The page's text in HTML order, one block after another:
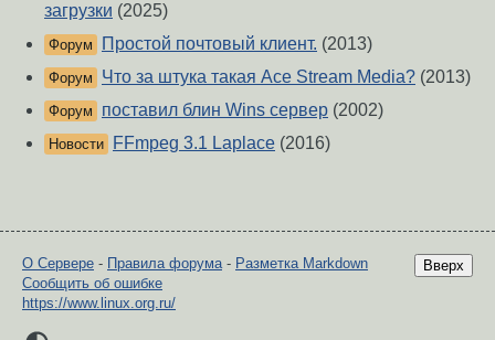
загрузки (2025)
Форум Простой почтовый клиент. (2013)
Форум Что за штука такая Ace Stream Media? (2013)
Форум поставил блин Wins сервер (2002)
Новости FFmpeg 3.1 Laplace (2016)
Вверх
О Сервере - Правила форума- Разметка Markdown
Сообщить об ошибке
https://www.linux.org.ru/